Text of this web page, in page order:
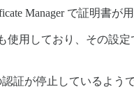
Manager で証明書が
使用しており、その設
証が停止しているようで